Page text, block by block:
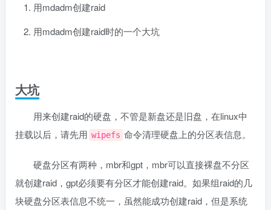
用mdadm创建raid
用mdadm创建raid时的一个大坑
大坑
用来创建raid的硬盘，不管是新盘还是旧盘，在linux中
挂载以后，请先用 wipefs ​命令清理硬盘上的分区表信息。
硬盘分区有两种，mbr和gpt，mbr可以直接裸盘不分区
就创建raid，gpt必须要有分区才能创建raid。如果组raid的几
块硬盘分区表信息不统一，虽然能成功创建raid，但是系统